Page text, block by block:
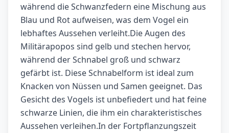
während die Schwanzfedern eine Mischung aus
Blau und Rot aufweisen, was dem Vogel ein
lebhaftes Aussehen verleiht.Die Augen des
Militärapopos sind gelb und stechen hervor,
während der Schnabel groß und schwarz
gefärbt ist. Diese Schnabelform ist ideal zum
Knacken von Nüssen und Samen geeignet. Das
Gesicht des Vogels ist unbefiedert und hat feine
schwarze Linien, die ihm ein charakteristisches
Aussehen verleihen.In der Fortpflanzungszeit